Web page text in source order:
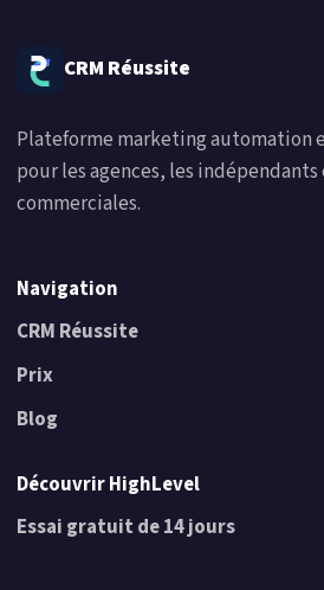
CRM Réussite
Plateforme marketing automation
pour les agences, les
commerciales.
Navigation
CRM Réussite
Prix
Blog
Découvrir HighLevel
Essai gratuit de 14 jours